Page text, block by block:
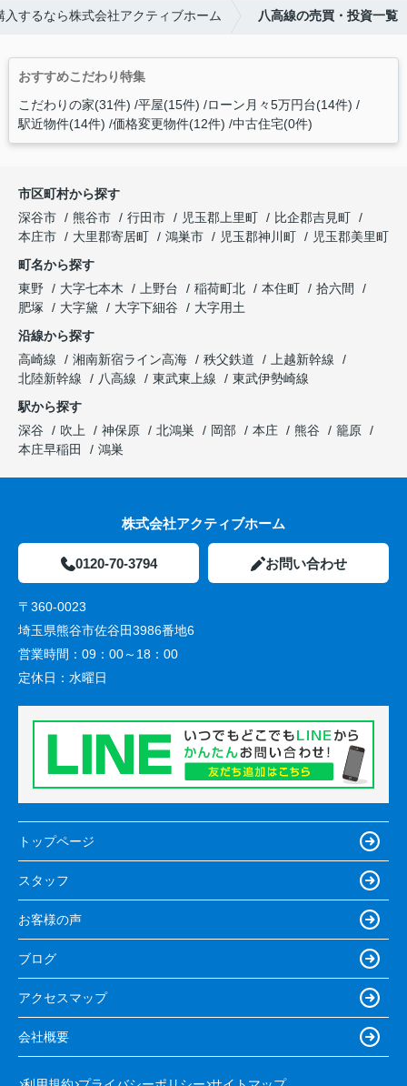
するなら株式会社アクティブホーム 八高線の売買・投資一覧
おすすめこだわり特集
こだわりの家(31件) 平屋(15件) ローン月々5万円台(14件)
駅近物件(14件) 価格変更物件(12件) 中古住宅(0件)
市区町村から探す
深谷市
熊谷市 行田市 児玉郡上里町
比企郡吉見町
本庄市
大里郡寄居町 鴻巣市 児玉郡神川町
児玉郡美里町
町名から探す
東野
大字七本木 上野台 稲荷町北 本住町
拾六間
肥塚
大字黛 大字下細谷
大字用土
沿線から探す
高崎線
湘南新宿ライン高海 秩父鉄道
上越新幹線
北陸新幹線
八高線 東武東上線
東武伊勢崎線
駅から探す
深谷
吹上 神保原 北鴻巣 岡部 本庄 熊谷
籠原
本庄早稲田
鴻巣
株式会社アクティブホーム
0120-70-3794 お問い合わせ
〒360-0023
埼玉県熊谷市佐谷田3986番地6
営業時間： 09：00～18：00
定休日： 水曜日
トップページ
スタッフ
お客様の声
ブログ
アクセスマップ
会社概要